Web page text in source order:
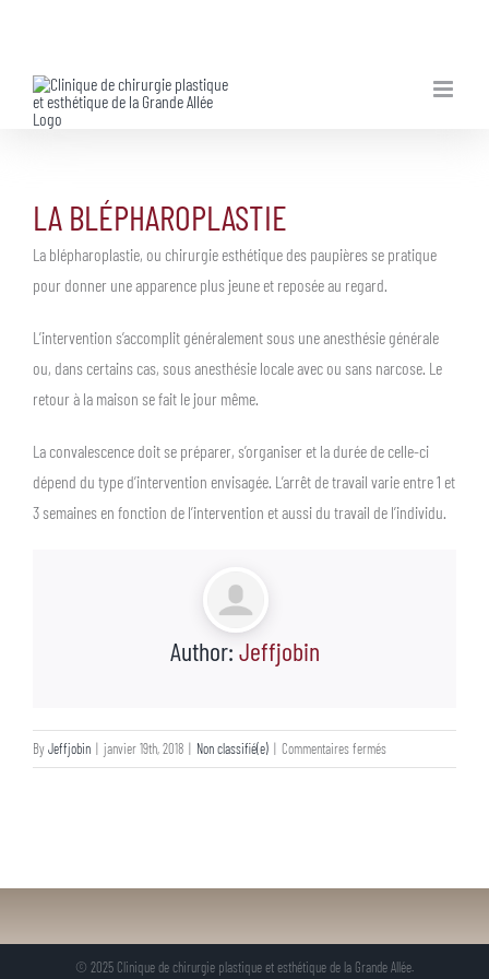
content
LA BLÉPHAROPLASTIE
La blépharoplastie, ou chirurgie esthétique des paupières se pratique
pour donner une apparence plus jeune et reposée au regard.
L’intervention s’accomplit généralement sous une anesthésie générale
ou, dans certains cas, sous anesthésie locale avec ou sans narcose. Le
retour à la maison se fait le jour même.
La convalescence doit se préparer, s’organiser et la durée de celle-ci
dépend du type d’intervention envisagée. L’arrêt de travail varie entre 1 et
3 semaines en fonction de l’intervention et aussi du travail de l’individu.
Author: Jeffjobin
ByJeffjobin | janvier 19th, 2018 | Non classifié(e) | Commentaires ferméssur
La
© 2025 Clinique de chirurgie plastique et esthétique de la Grande Allée.